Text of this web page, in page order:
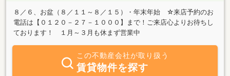
８／６、お盆（８／１１～８／１５）・年末年始 ☆来店予約のお
電話は【０１２０－２７－１０００】まで！ご来店心よりお待ちし
ております！ １月～３月も休まず営業中
この不動産会社が取り扱う
賃貸物件を探す